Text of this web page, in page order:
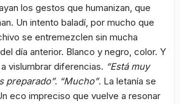
los gestos que humanizan, que
Un intento baladí, por mucho que
se entremezclen sin mucha
día anterior. Blanco y negro, color. Y
vislumbrar diferencias. “Está muy
preparado”. “Mucho”. La letanía se
eco impreciso que vuelve a resonar